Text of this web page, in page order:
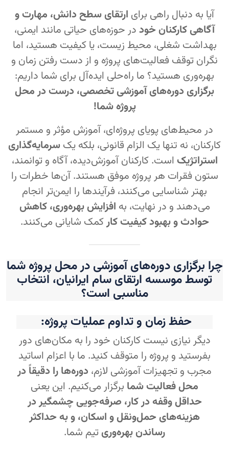
آیا به دنبال راهی برای ارتقای سطح دانش، مهارت و
آگاهی کارکنان خوددر حوزه‌های حیاتی مانند ایمنی،
بهداشت شغلی، محیط زیست، یا کیفیت هستید، اما
نگران توقف فعالیت‌های پروژه و از دست رفتن زمان و
بهره‌وری هستید؟ ما راه‌حلی ایده‌آل برای شما داریم:
برگزاری دوره‌های آموزشی تخصصی، درست در محل
پروژه شما!
در محیط‌های پویای پروژه‌ای، آموزش مؤثر و مستمر
کارکنان، نه تنها یک الزام قانونی، بلکه یکسرمایه‌گذاری
استراتژیک است. کارکنان آموزش‌دیده، آگاه و توانمند،
ستون فقرات هر پروژه موفق هستند. آن‌ها خطرات را
بهتر شناسایی می‌کنند، فرآیندها را ایمن‌تر انجام
می‌دهند و در نهایت، به افزایش بهره‌وری، کاهش
حوادث و بهبود کیفیت کارکمک شایانی می‌کنند.
چرا برگزاری دوره‌های آموزشی در محل پروژه شما
توسط موسسه ارتقای سام ایرانیان، انتخاب
مناسبی است؟
حفظ زمان و تداوم عملیات پروژه:
دیگر نیازی نیست کارکنان خود را به مکان‌های دور
بفرستید و پروژه را متوقف کنید. ما با اعزام اساتید
مجرب و تجهیزات آموزشی لازم، دوره‌ها را دقیقاً در
محل فعالیت شما برگزار می‌کنیم. این یعنی
حداقل وقفه در کار، صرفه‌جویی چشمگیر در
هزینه‌های حمل‌ونقل و اسکان، و به حداکثر
رساندن بهره‌وریتیم شما.